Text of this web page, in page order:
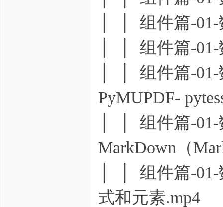
│ │ 组件篇-01-
│ │ 组件篇-01-
│ │ 组件篇-01-
PyMUPDF-
│ │ 组件篇-01-
MarkDown（
│ │ 组件篇-01-
式和元素.mp4